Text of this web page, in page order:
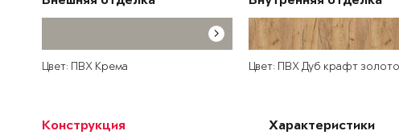
Цвет: ПВХ Крема Цвет: ПВХ Дуб крафт
Конструкция Характеристики